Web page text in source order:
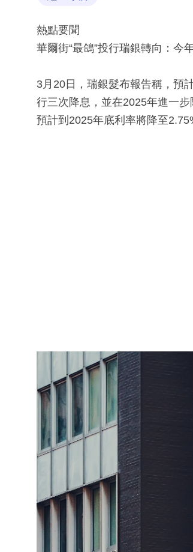
熱點要聞
華爾街“最鴿”投行瑞銀轉向：今
3月20日，瑞銀髮布報告稱，預
行三次降息，並在2025年進一
預計到2025年底利率將降至